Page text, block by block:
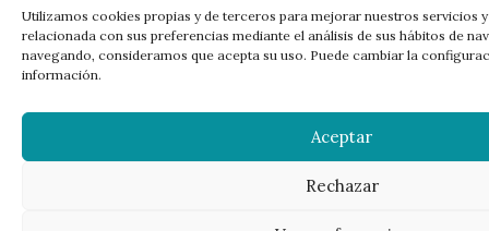
Utilizamos cookies propias y de terceros para mejorar nuestros servicios
relacionada con sus preferencias mediante el análisis de sus hábitos de
navegando, consideramos que acepta su uso. Puede cambiar la
información.
Aceptar
Rechazar